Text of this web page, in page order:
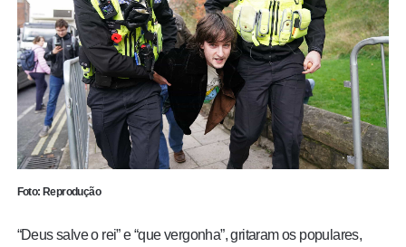
Foto: Reprodução
“Deus salve o rei” e “que vergonha”, gritaram os populares,